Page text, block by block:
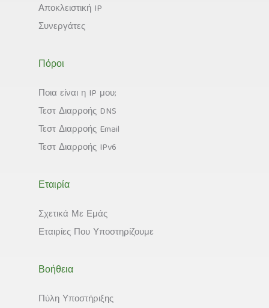
Αποκλειστική IP
Συνεργάτες
Πόροι
Ποια είναι η IP μου;
Τεστ Διαρροής DNS
Τεστ Διαρροής Email
Τεστ Διαρροής IPv6
Εταιρία
Σχετικά Με Εμάς
Εταιρίες Που Υποστηρίζουμε
Βοήθεια
Πύλη Υποστήριξης